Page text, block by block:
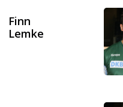
Finn
Lemke